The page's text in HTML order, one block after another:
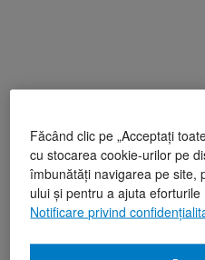
Făcând clic pe „Acceptați
cu stocarea cookie-urilor pe
îmbunătăți navigarea pe site,
ului și pentru a ajuta
Notificare privind